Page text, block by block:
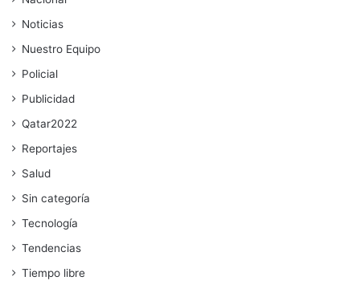
Noticias
Nuestro Equipo
Policial
Publicidad
Qatar2022
Reportajes
Salud
Sin categoría
Tecnología
Tendencias
Tiempo libre